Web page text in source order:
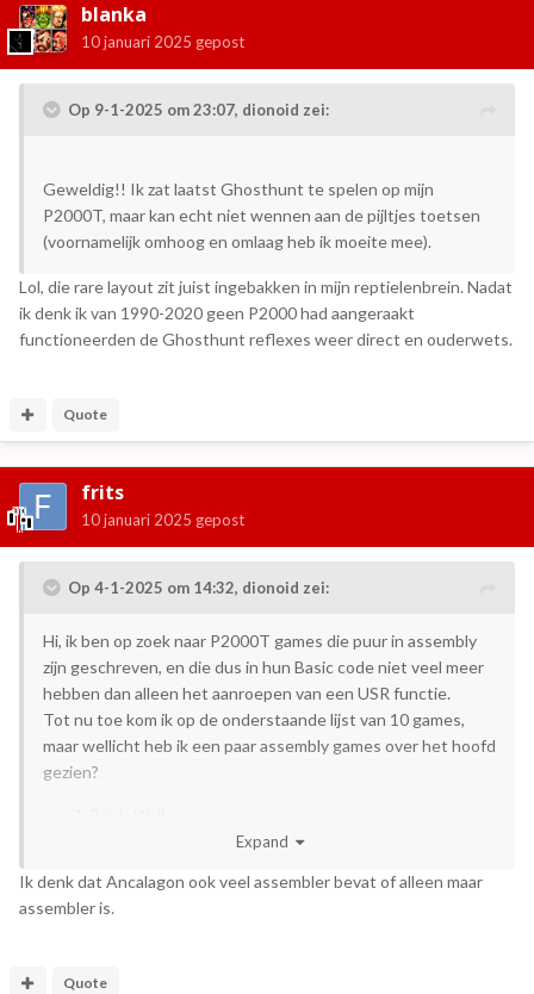
blanka
10 januari 2025 gepost
Op 9-1-2025 om 23:07, dionoid zei:
Geweldig!! Ik zat laatst Ghosthunt te spelen op mijn
P2000T, maar kan echt niet wennen aan de pijltjes toetsen
(voornamelijk omhoog en omlaag heb ik moeite mee).
Lol, die rare layout zit juist ingebakken in mijn reptielenbrein. Nadat
ik denk ik van 1990-2020 geen P2000 had aangeraakt
functioneerden de Ghosthunt reflexes weer direct en ouderwets.
Quote
frits
10 januari 2025 gepost
Op 4-1-2025 om 14:32, dionoid zei:
Hi, ik ben op zoek naar P2000T games die puur in assembly
zijn geschreven, en die dus in hun Basic code niet veel meer
hebben dan alleen het aanroepen van een USR functie.
Tot nu toe kom ik op de onderstaande lijst van 10 games,
maar wellicht heb ik een paar assembly games over het hoofd
gezien?
Tetris
Ghosthunt
Expand
Ik denk dat Ancalagon ook veel assembler bevat of alleen maar
assembler is.
Quote